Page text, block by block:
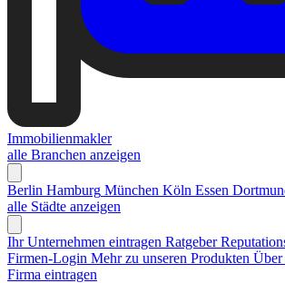
Immobilienmakler
alle Branchen anzeigen
Berlin Hamburg München Köln Essen
alle Städte anzeigen
Ihr Unternehmen eintragen Ratgeber
Firmen-Login Mehr zu unseren Produkten Über
Firma eintragen